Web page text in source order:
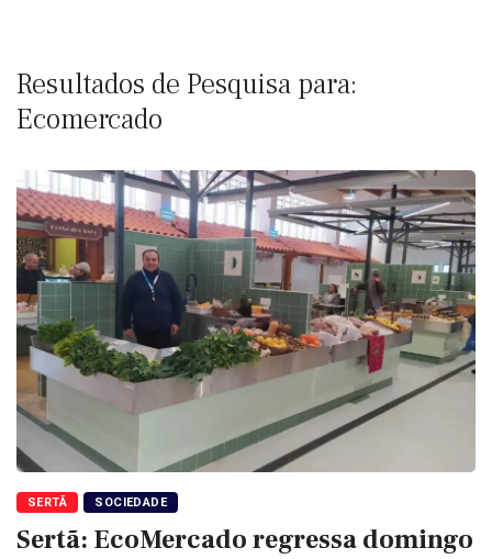
Resultados de Pesquisa para:
Ecomercado
SERTÃ SOCIEDADE
Sertã: EcoMercado regressa domingo